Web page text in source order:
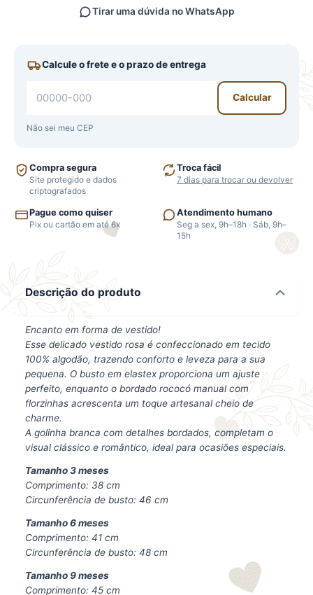
Tirar uma dúvida no WhatsApp
Calcule o frete e o prazo de entrega
Calcular
Não sei meu CEP
Compra segura
Site protegido e dados
criptografados
Troca fácil
7 dias para trocar ou devolver
Pague como quiser
Pix ou cartão em até 6x
Atendimento humano
Seg a sex, 9h–18h · Sáb, 9h–
15h
Descrição do produto
Encanto em forma de vestido!
Esse delicado vestido rosa é confeccionado em tecido
100% algodão, trazendo conforto e leveza para a sua
pequena. O busto em elastex proporciona um ajuste
perfeito, enquanto o bordado rococó manual com
florzinhas acrescenta um toque artesanal cheio de
charme.
A golinha branca com detalhes bordados, completam o
visual clássico e romântico, ideal para ocasiões especiais.
Tamanho 3 meses
Comprimento: 38 cm
Circunferência de busto: 46 cm
Tamanho 6 meses
Comprimento: 41 cm
Circunferência de busto: 48 cm
Tamanho 9 meses
Comprimento: 45 cm